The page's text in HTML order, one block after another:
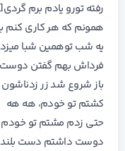
رفته تورو یادم برم
همونم که هر کاری کنم
یه شب توهمین شبا
فرداش بهم گفتن
باز شروع شد زر
کشتم تو خودم، هه هه
حتی زدم مشتم تو خودم
دوست داشتم دست